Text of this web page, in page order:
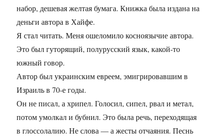
набор, дешевая желтая бумага. Книжка была издана на
деньги автора в Хайфе.
Я стал читать. Меня ошеломило косноязычие автора.
Это был гуторящий, полурусский язык, какой-то
южный говор.
Автор был украинским евреем, эмигрировавшим в
Израиль в 70-е годы.
Он не писал, а хрипел. Голосил, сипел, рвал и метал,
потом умолкал и бубнил. Это была речь, переходящая
в глоссолалию. Не слова — а жесты отчаяния. Песнь